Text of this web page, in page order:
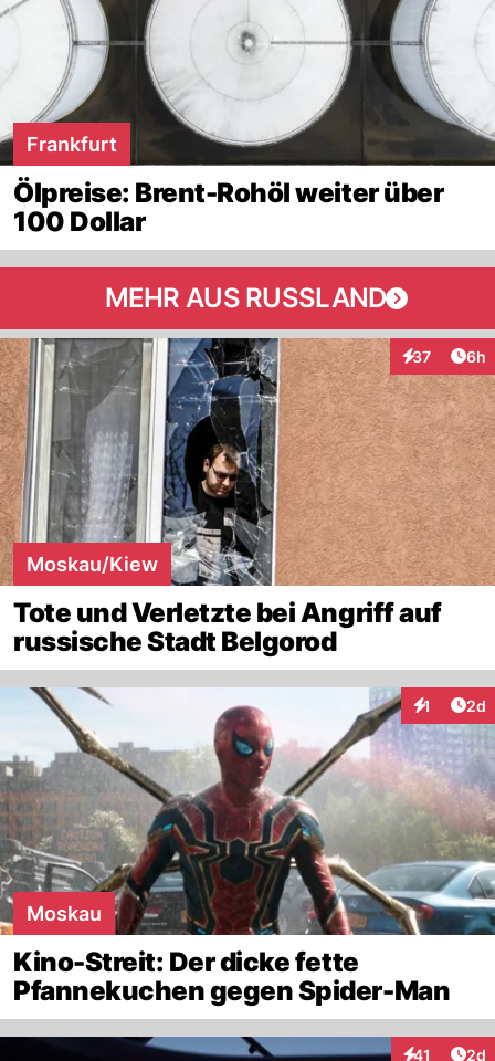
Frankfurt
Ölpreise: Brent-Rohöl weiter über
100 Dollar
MEHR AUS RUSSLAND
37
Interaktionen
6h
Moskau/Kiew
Tote und Verletzte bei Angriff auf
russische Stadt Belgorod
1 2d
Moskau
Kino-Streit: Der dicke fette
Pfannekuchen gegen Spider-Man
41 2d